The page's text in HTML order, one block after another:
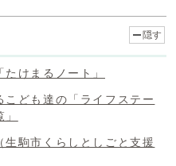
隠す
けまるノート」
ども達の「ライフステー
駒市くらしとしごと支援